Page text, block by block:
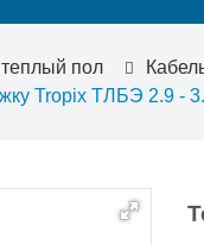
пол
Tropix ТЛБЭ 2.9 -